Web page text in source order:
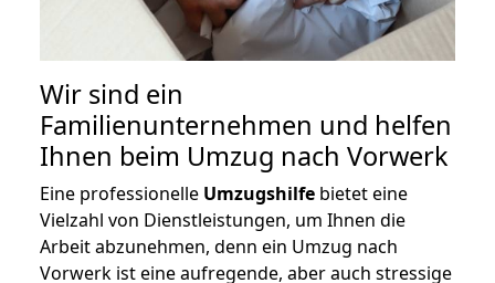
Wir sind ein
Familienunternehmen und helfen
Ihnen beim Umzug nach Vorwerk
Eine professionelle Umzugshilfe bietet eine
Vielzahl von Dienstleistungen, um Ihnen die
Arbeit abzunehmen, denn ein Umzug nach
Vorwerk ist eine aufregende, aber auch stressige